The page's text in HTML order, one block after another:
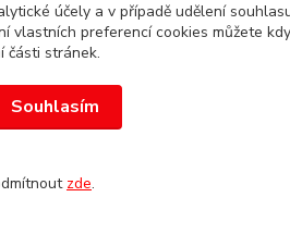
účely a v případě udělení
vlastních preferencí cookies můžete
části stránek.
Souhlasím
zde.